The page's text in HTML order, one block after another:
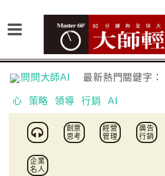
問問大師AI 最新熱門關鍵字：
心 策略 領導 行銷 AI
創意
思考
經營
管理
廣告
行銷
企業
名人